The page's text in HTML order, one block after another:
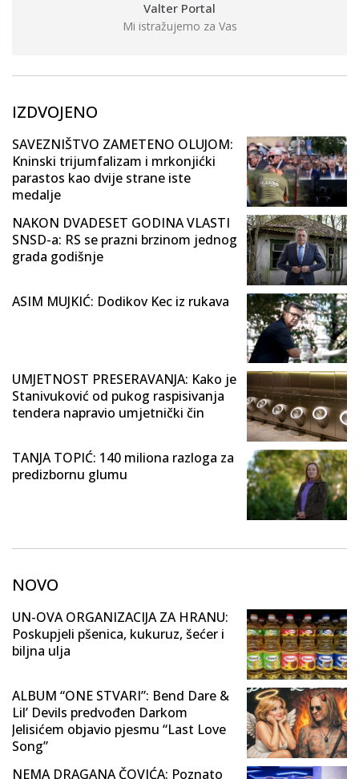
Valter Portal
Mi istražujemo za Vas
IZDVOJENO
SAVEZNIŠTVO ZAMETENO OLUJOM:
Kninski trijumfalizam i mrkonjićki
parastos kao dvije strane iste
medalje
NAKON DVADESET GODINA VLASTI
SNSD-a: RS se prazni brzinom jednog
grada godišnje
ASIM MUJKIĆ: Dodikov Kec iz rukava
UMJETNOST PRESERAVANJA: Kako je
Stanivuković od pukog raspisivanja
tendera napravio umjetnički čin
TANJA TOPIĆ: 140 miliona razloga za
predizbornu glumu
NOVO
UN-OVA ORGANIZACIJA ZA HRANU:
Poskupjeli pšenica, kukuruz, šećer i
biljna ulja
ALBUM “ONE STVARI”: Bend Dare &
Lil’ Devils predvođen Darkom
Jelisićem objavio pjesmu “Last Love
Song”
NEMA DRAGANA ČOVIĆA: Poznato